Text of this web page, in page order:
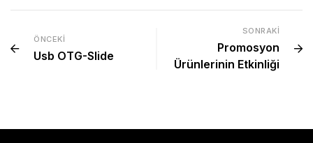
ÖNCEKI
Usb OTG-Slide
SONRAKI
Promosyon
Ürünlerinin Etkinliği